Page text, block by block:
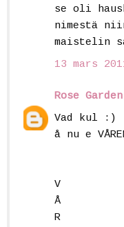
se oli
nimestä
maistelin
13 mars
Rose
Vad kul :)
å nu e
V
Å
R